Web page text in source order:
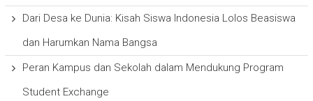
Dari Desa ke Dunia: Kisah Siswa Indonesia Lolos Beasiswa
dan Harumkan Nama Bangsa
Peran Kampus dan Sekolah dalam Mendukung Program
Student Exchange